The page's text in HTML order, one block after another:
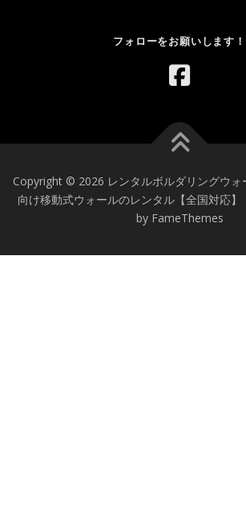
フォローをお願いします！
Copyright © 2026 レンタルボルダリングウォ
向け移動式ウォールのレンタル【全国対応】
by FameThemes